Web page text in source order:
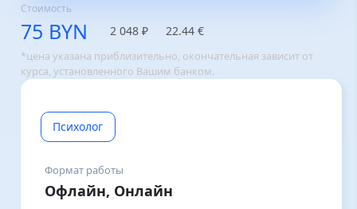
Стоимость
75 BYN 2 048 ₽ 22.44 €
*цена указана приблизительно, окончательная зависит от
курса, установленного Вашим банком.
Психолог
Формат работы
Офлайн, Онлайн